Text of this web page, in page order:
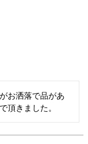
お洒落で品があ
頂きました。